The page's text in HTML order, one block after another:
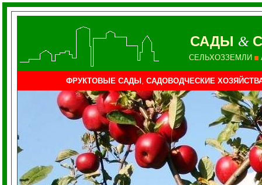
САДЫ &
СЕЛЬХОЗЗЕМЛИ
ФРУКТОВЫЕ САДЫ , САДОВОДЧЕСКИЕ